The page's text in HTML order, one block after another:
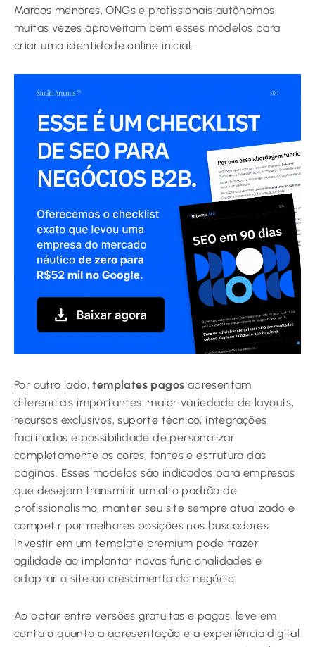
Marcas menores, ONGs e profissionais autônomos
muitas vezes aproveitam bem esses modelos para
criar uma identidade online inicial.
Por outro lado,templates pagos apresentam
diferenciais importantes: maior variedade de layouts,
recursos exclusivos, suporte técnico, integrações
facilitadas e possibilidade de personalizar
completamente as cores, fontes e estrutura das
páginas. Esses modelos são indicados para empresas
que desejam transmitir um alto padrão de
profissionalismo, manter seu site sempre atualizado e
competir por melhores posições nos buscadores.
Investir em um template premium pode trazer
agilidade ao implantar novas funcionalidades e
adaptar o site ao crescimento do negócio.
Ao optar entre versões gratuitas e pagas, leve em
conta o quanto a apresentação e a experiência digital